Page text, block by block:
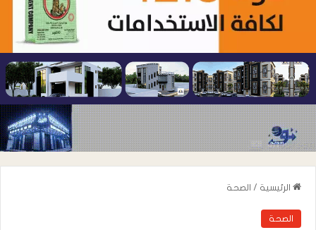
الرئيسية / الصحة
الصحة